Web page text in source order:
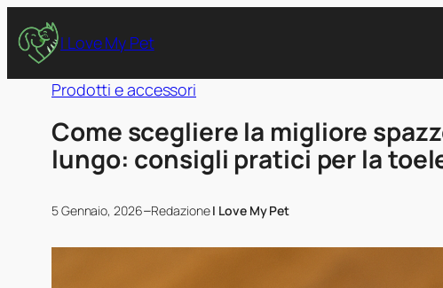
I Love My Pet
Prodotti e accessori
Come scegliere la migliore
lungo: consigli pratici per la
5 Gennaio, 2026–RedazioneI Love My Pet